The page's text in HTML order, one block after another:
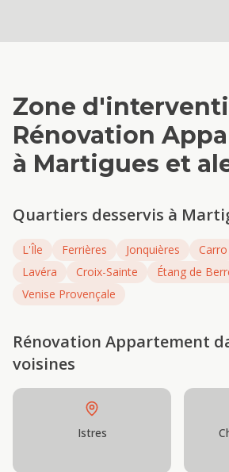
Zone
Rénovation
à Martigues et
Quartiers desservis à
L'Île Ferrières Jonquières Carro
Lavéra
Croix-Sainte
Étang de
Venise Provençale
Rénovation Appartement
voisines
Istres